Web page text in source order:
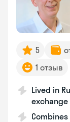
5
1 отзыв
Lived in
exchange